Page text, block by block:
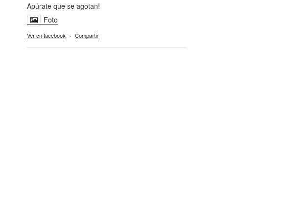
Apúrate que se agotan!
Foto
Ver en facebook · Compartir